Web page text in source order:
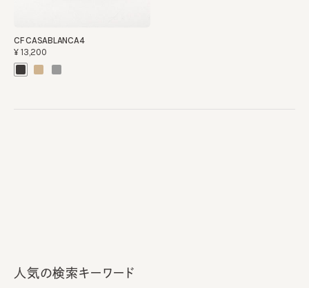
CF CASABLANCA4
¥13,200
人気の検索キーワード